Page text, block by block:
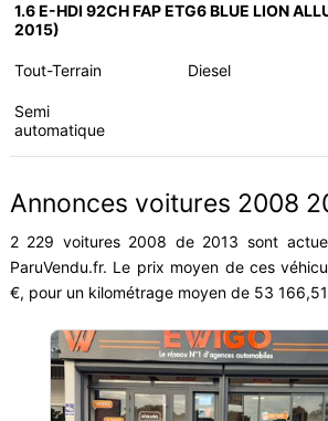
1.6 E-HDI 92CH FAP ETG6 BLUE LION
2015)
Tout-Terrain Diesel
Semi
automatique
Annonces voitures 2008
2 229 voitures 2008 de 2013 sont
ParuVendu.fr. Le prix moyen de ces
€, pour un kilométrage moyen de 53